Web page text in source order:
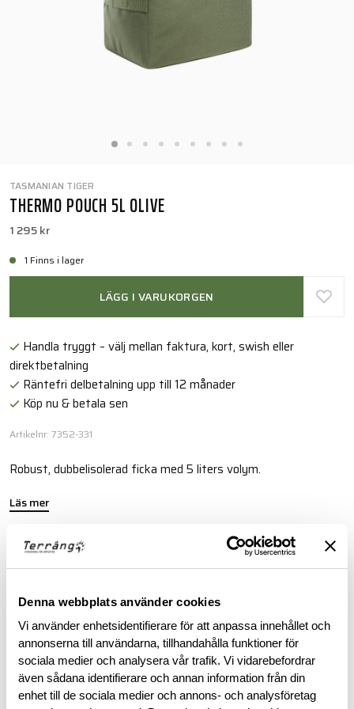
Denna webbplats använder cookies
Vi använder enhetsidentifierare för att anpassa innehållet och
annonserna till användarna, tillhandahålla funktioner för
sociala medier och analysera vår trafik. Vi vidarebefordrar
även sådana identifierare och annan information från din
enhet till de sociala medier och annons- och analysföretag
TASMANIAN TIGER
THERMO POUCH 5L OLIVE
1 295 kr
1 Finns i lager
LÄGG I VARUKORGEN
Handla tryggt – välj mellan faktura, kort, swish eller
direktbetalning
Räntefri delbetalning upp till 12 månader
Köp nu & betala sen
Artikelnr: 7352-331
Robust, dubbelisolerad ficka med 5 liters volym.
Läs mer
BESKRIVNING
RECENSIONER
OM VARUMÄRKET